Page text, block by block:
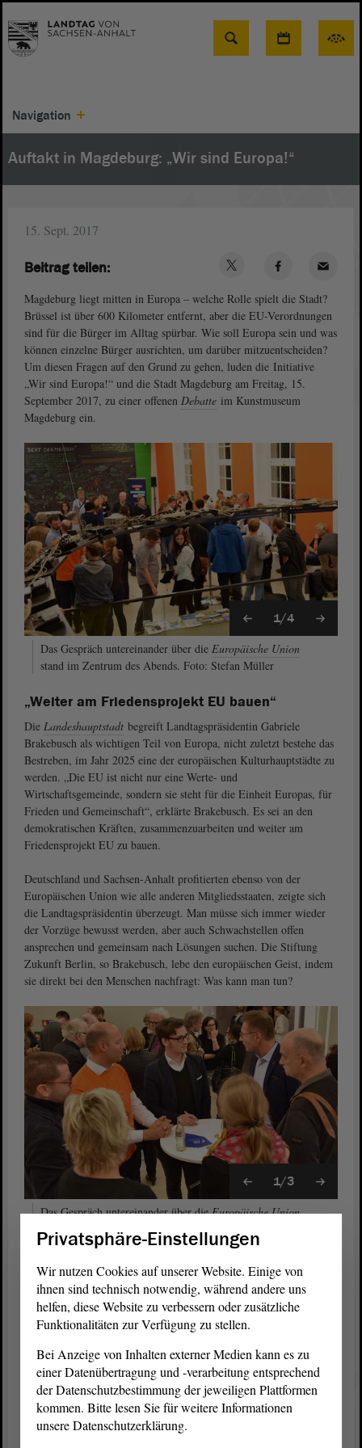
Suche
Navigation
Auftakt in Magdeburg: „Wir sind Europa!“
15. Sept. 2017
Magdeburg liegt mitten in Europa – welche Rolle spielt die Stadt?
Brüssel ist über 600 Kilometer entfernt, aber die EU-Verordnungen
sind für die Bürger im Alltag spürbar. Wie soll Europa sein und was
können einzelne Bürger ausrichten, um darüber mitzuentscheiden?
Um diesen Fragen auf den Grund zu gehen, luden die Initiative
„Wir sind Europa!“ und die Stadt Magdeburg am Freitag, 15.
September 2017, zu einer offenen Debatte im Kunstmuseum
Magdeburg ein.
1/4
Das Gespräch untereinander über die Europäische Union
stand im Zentrum des Abends. Foto: Stefan Müller
„Weiter am Friedensprojekt EU bauen“
Die Landeshauptstadt begreift Landtagspräsidentin Gabriele
Brakebusch als wichtigen Teil von Europa, nicht zuletzt bestehe das
Bestreben, im Jahr 2025 eine der europäischen Kulturhauptstädte zu
werden. „Die EU ist nicht nur eine Werte- und
Wirtschaftsgemeinde, sondern sie steht für die Einheit Europas, für
Frieden und Gemeinschaft“, erklärte Brakebusch. Es sei an den
demokratischen Kräften, zusammenzuarbeiten und weiter am
Friedensprojekt EU zu bauen.
Deutschland und Sachsen-Anhalt profitierten ebenso von der
Europäischen Union wie alle anderen Mitgliedsstaaten, zeigte sich
die Landtagspräsidentin überzeugt. Man müsse sich immer wieder
der Vorzüge bewusst werden, aber auch Schwachstellen offen
ansprechen und gemeinsam nach Lösungen suchen. Die Stiftung
Zukunft Berlin, so Brakebusch, lebe den europäischen Geist, indem
sie direkt bei den Menschen nachfragt: Was kann man tun?
1/3
Das Gespräch untereinander über dieEuropäische Union
stand im Zentrum des Abends. Foto: Stefan Müller
Die Ziele von „Wir sind Europa!“
Alle Interessierten des Abends trafen auf Wissenschaftler,
Kulturschaffende, Europa-Experten und Journalisten aus
verschiedenen europäischen Ländern. An vielen kleinen Stehtischen
zentralen Fragen dabei waren: Europa – sind Sie das? Ist
Magdeburg Europa? Was können Sie und die anderen Bürgerinnen
und Bürger tun, um ein Europa „von unten“ aufzubauen?
Der offene Abend „Open Space Europe“ bildete zusammen mit der
Beitrag teilen:
Privatsphäre-Einstellungen
Wir nutzen Cookies auf unserer Website. Einige von
ihnen sind technisch notwendig, während andere uns
helfen, diese Website zu verbessern oder zusätzliche
Funktionalitäten zur Verfügung zu stellen.
Bei Anzeige von Inhalten externer Medien kann es zu
einer Datenübertragung und -verarbeitung entsprechend
der Datenschutzbestimmung der jeweiligen Plattformen
kommen. Bitte lesen Sie für weitere Informationen
unsere Datenschutzerklärung.